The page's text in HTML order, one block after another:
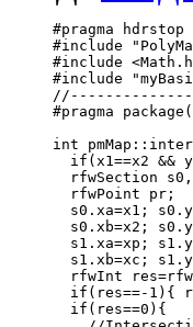
#pragma hdrstop
#include
#include
#include
#pragma
int
if(x1==x2 &&
rfwSection
rfwPoint pr;
s0.xa=x1;
s0.xb=x2;
s1.xa=xp;
s1.xb=xc;
rfwInt
if(res==-1){
if(res==0){